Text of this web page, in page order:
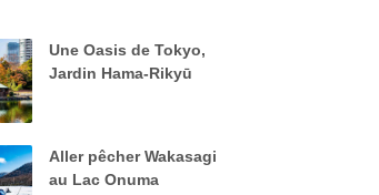
Une Oasis de Tokyo,
Jardin Hama-Rikyū
Aller pêcher Wakasagi
au Lac Onuma